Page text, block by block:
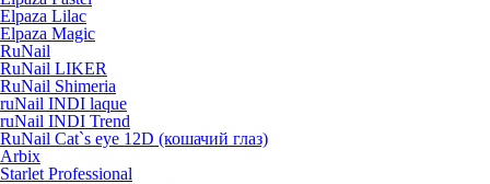
Elpaza Lilac
Elpaza Magic
RuNail
RuNail LIKER
RuNail Shimeria
ruNail INDI laque
ruNail INDI Trend
RuNail Cat`s eye 12D (кошачий глаз)
Arbix
Starlet Professional